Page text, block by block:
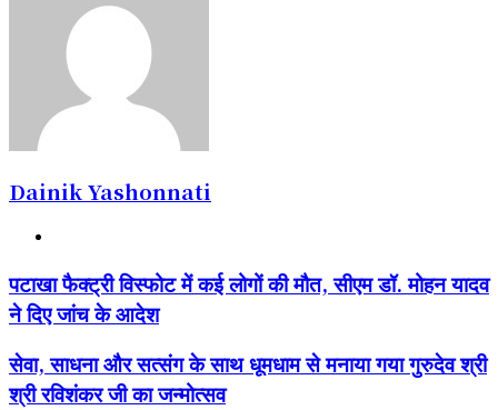
Dainik Yashonnati
पटाखा
फैक्ट्री
विस्फोट
कई
लोगों
की
पटाखा फैक्ट्री विस्फोट में कई लोगों की मौत, सीएम डॉ. मोहन यादव
ने दिए जांच के आदेश
सेवा,
साधना
और
सेवा, साधना और सत्संग के साथ धूमधाम से मनाया गया गुरुदेव श्री
श्री रविशंकर जी का जन्मोत्सव